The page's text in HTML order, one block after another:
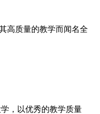
高质量的教学而闻名全
，以优秀的教学质量